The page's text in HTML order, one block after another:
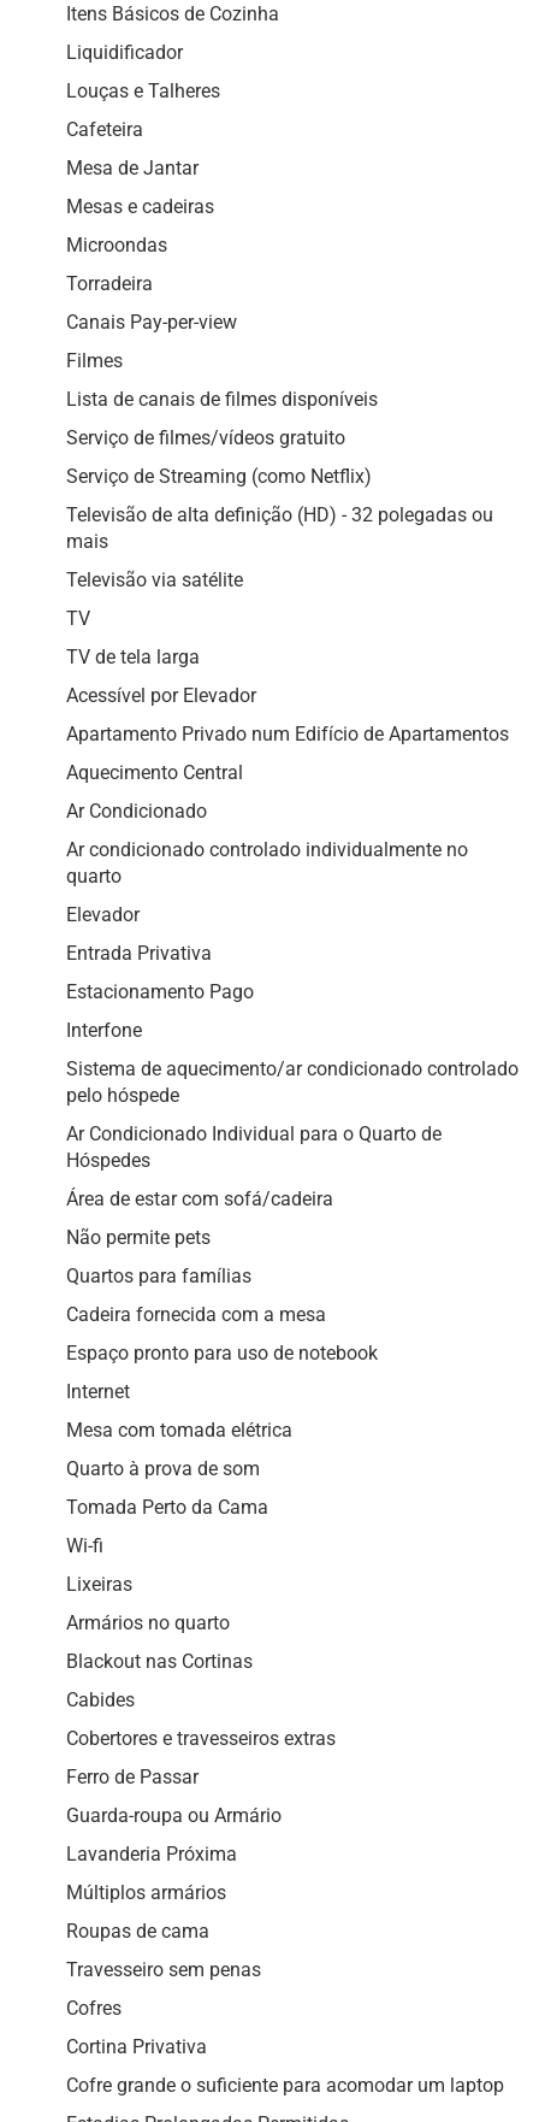
Itens Básicos de Cozinha
Liquidificador
Louças e Talheres
Cafeteira
Mesa de Jantar
Mesas e cadeiras
Microondas
Torradeira
Canais Pay-per-view
Filmes
Lista de canais de filmes disponíveis
Serviço de filmes/vídeos gratuito
Serviço de Streaming (como Netflix)
Televisão de alta definição (HD) - 32 polegadas ou
mais
Televisão via satélite
TV
TV de tela larga
Acessível por Elevador
Apartamento Privado num Edifício de Apartamentos
Aquecimento Central
Ar Condicionado
Ar condicionado controlado individualmente no
quarto
Elevador
Entrada Privativa
Estacionamento Pago
Interfone
Sistema de aquecimento/ar condicionado controlado
pelo hóspede
Ar Condicionado Individual para o Quarto de
Hóspedes
Área de estar com sofá/cadeira
Não permite pets
Quartos para famílias
Cadeira fornecida com a mesa
Espaço pronto para uso de notebook
Internet
Mesa com tomada elétrica
Quarto à prova de som
Tomada Perto da Cama
Wi-fi
Lixeiras
Armários no quarto
Blackout nas Cortinas
Cabides
Cobertores e travesseiros extras
Ferro de Passar
Guarda-roupa ou Armário
Lavanderia Próxima
Múltiplos armários
Roupas de cama
Travesseiro sem penas
Cofres
Cortina Privativa
Cofre grande o suficiente para acomodar um laptop